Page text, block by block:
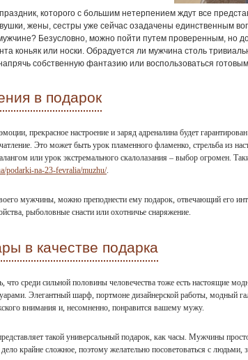
которого с большим нетерпением ждут все
жены, сестры уже сейчас озадачены единственным
Безусловно, можно пойти путем проверенным, но
коньяк или носки. Обрадуется ли мужчина столь
собственную фантазию или воспользоваться
в подарок
прекрасное настроение и заряд адреналина будет
Это может быть урок пламенного фламенко, стрельба из
или урок экстремального скалолазания – выбор огромен.
podarki-na-23-fevralia/muzhu/.
мужчины, можно преподнести ему подарок, отвечающий его
рыболовные снасти или охотничье снаряжение.
в качестве подарка
что среди сильной половины человечества тоже есть настоящие
Элегантный шарф, портмоне дизайнерской работы, модный
внимания и, несомненно, понравится вашему мужу.
такой универсальный подарок, как часы. Мужчины
крайне сложное, поэтому желательно посоветоваться с